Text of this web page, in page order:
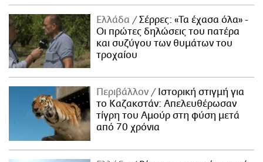
Ελλάδα
Σέρρες: «Τα έχασα όλα» -
Οι πρώτες δηλώσεις του πατέρα
και συζύγου των θυμάτων του
τροχαίου
Περιβάλλον
Ιστορική στιγμή για
το Καζακστάν: Απελευθέρωσαν
τίγρη του Αμούρ στη φύση μετά
από 70 χρόνια